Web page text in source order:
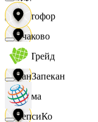
Светофор
СетТрейд
Сигма
Очаково
ПанЗапекан
ПепсиКо